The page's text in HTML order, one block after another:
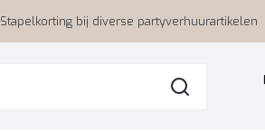
Stapelkorting bij diverse partyverhuurartikelen